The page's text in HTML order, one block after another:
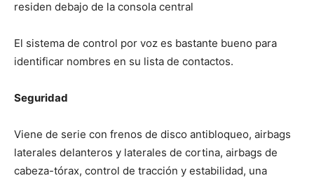
residen debajo de la consola central
El sistema de control por voz es bastante bueno para
identificar nombres en su lista de contactos.
Seguridad
Viene de serie con frenos de disco antibloqueo, airbags
laterales delanteros y laterales de cortina, airbags de
cabeza-tórax, control de tracción y estabilidad, una